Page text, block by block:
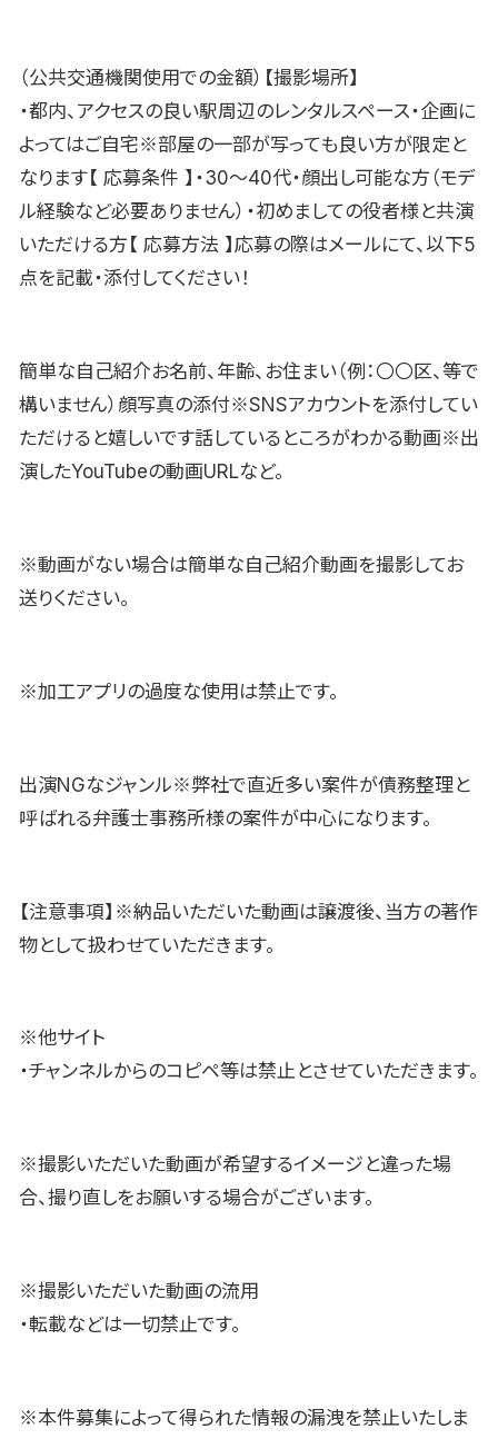
（公共交通機関使用での金額）【撮影場所】
・都内、アクセスの良い駅周辺のレンタルスペース・企画に
よってはご自宅※部屋の一部が写っても良い方が限定と
なります【 応募条件 】・30〜40代・顔出し可能な方（モデ
ル経験など必要ありません）・初めましての役者様と共演
いただける方【 応募方法 】応募の際はメールにて、以下5
点を記載・添付してください！
簡単な自己紹介お名前、年齢、お住まい（例：〇〇区、等で
構いません）顔写真の添付※SNSアカウントを添付してい
ただけると嬉しいです話しているところがわかる動画※出
演したYouTubeの動画URLなど。
※動画がない場合は簡単な自己紹介動画を撮影してお
送りください。
※加工アプリの過度な使用は禁止です。
出演NGなジャンル※弊社で直近多い案件が債務整理と
呼ばれる弁護士事務所様の案件が中心になります。
【注意事項】※納品いただいた動画は譲渡後、当方の著作
物として扱わせていただきます。
※他サイト
・チャンネルからのコピペ等は禁止とさせていただきます。
※撮影いただいた動画が希望するイメージと違った場
合、撮り直しをお願いする場合がございます。
※撮影いただいた動画の流用
・転載などは一切禁止です。
※本件募集によって得られた情報の漏洩を禁止いたしま